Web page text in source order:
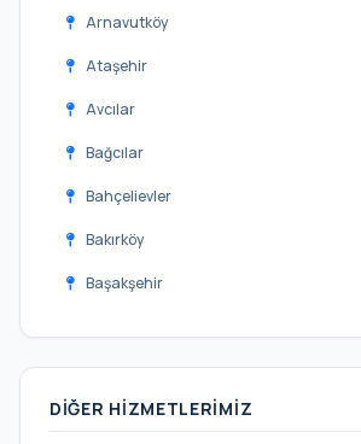
Arnavutköy
Ataşehir
Avcılar
Bağcılar
Bahçelievler
Bakırköy
Başakşehir
Beşiktaş
Beykoz
DIĞER HIZMETLERIMIZ